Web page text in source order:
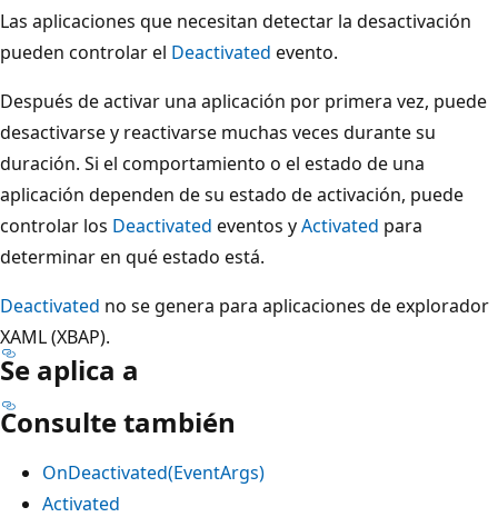
Las aplicaciones que necesitan detectar la desactivación
pueden controlar el Deactivated evento.
Después de activar una aplicación por primera vez, puede
desactivarse y reactivarse muchas veces durante su
duración. Si el comportamiento o el estado de una
aplicación dependen de su estado de activación, puede
controlar los Deactivated eventos yActivated para
determinar en qué estado está.
Deactivated no se genera para aplicaciones de explorador
XAML (XBAP).
Se aplica a
Consulte también
OnDeactivated(EventArgs)
Activated